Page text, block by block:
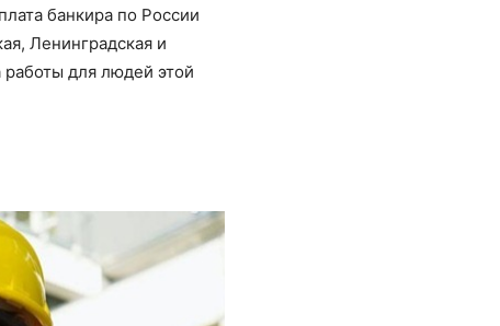
банкира по России
Ленинградская и
работы для людей этой